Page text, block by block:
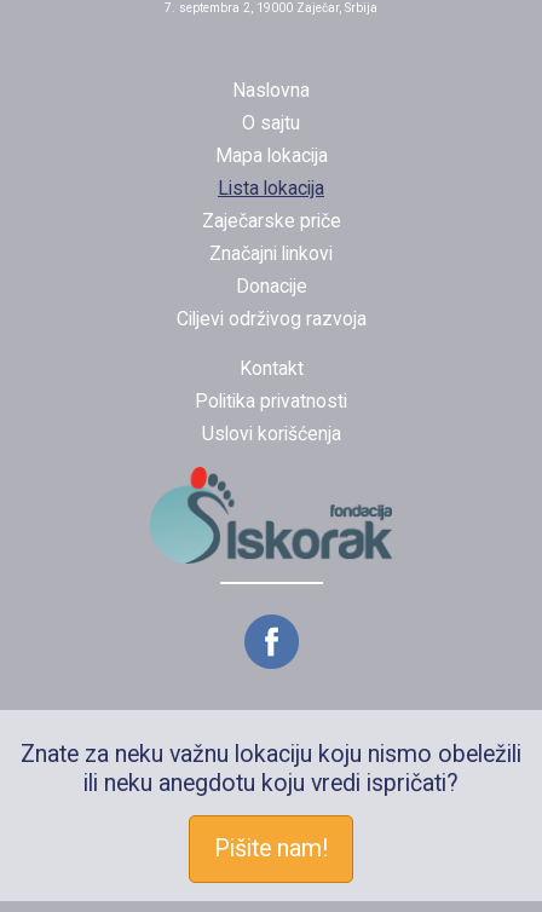
7. septembra 2, 19000 Zaječar, Srbija
Naslovna
O sajtu
Mapa lokacija
Lista lokacija
Zaječarske priče
Značajni linkovi
Donacije
Ciljevi održivog razvoja
Kontakt
Politika privatnosti
Uslovi korišćenja
Znate za neku važnu lokaciju koju nismo obeležili
ili neku anegdotu koju vredi ispričati?
Pišite nam!